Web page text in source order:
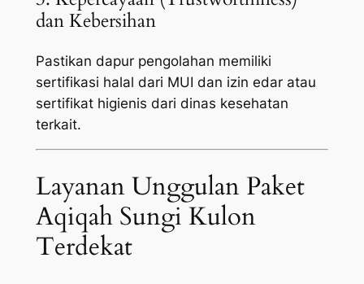
dan Kebersihan
Pastikan dapur pengolahan memiliki
sertifikasi halal dari MUI dan izin edar atau
sertifikat higienis dari dinas kesehatan
terkait.
Layanan Unggulan Paket
Aqiqah Sungi Kulon
Terdekat